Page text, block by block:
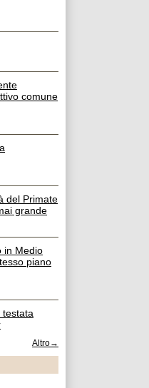
comune
del Primate
grande
in Medio
piano
testata
Altro→